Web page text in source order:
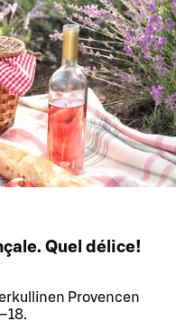
Quel délice!
Provencen